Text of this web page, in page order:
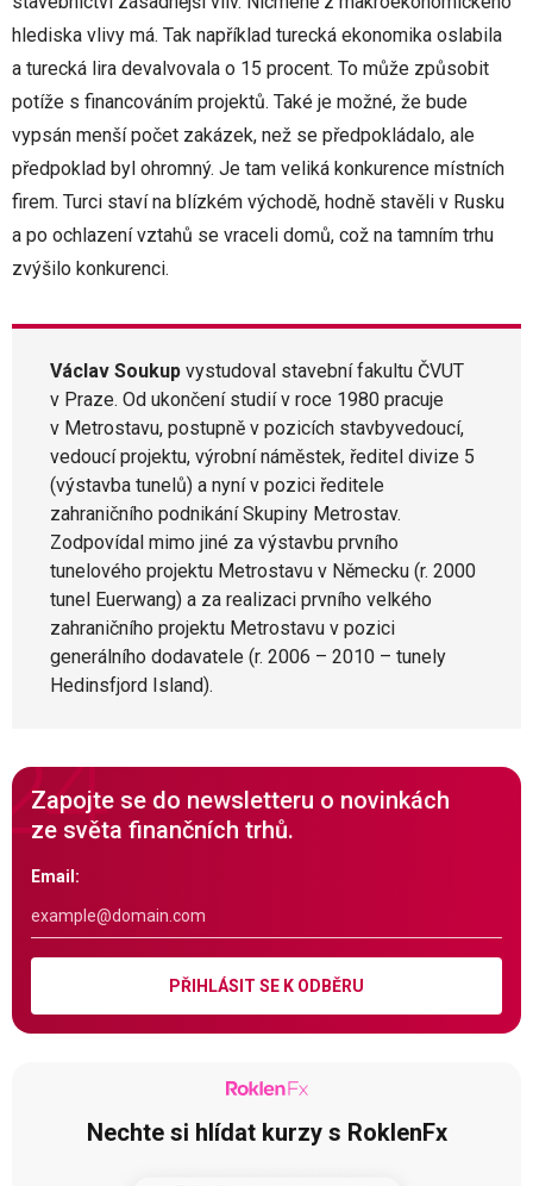
hlediska vlivy má. Tak například turecká ekonomika oslabila
a turecká lira devalvovala o 15 procent. To může způsobit
potíže s financováním projektů. Také je možné, že bude
vypsán menší počet zakázek, než se předpokládalo, ale
předpoklad byl ohromný. Je tam veliká konkurence místních
firem. Turci staví na blízkém východě, hodně stavěli v Rusku
a po ochlazení vztahů se vraceli domů, což na tamním trhu
zvýšilo konkurenci.
Václav Soukup vystudoval stavební fakultu ČVUT
v Praze. Od ukončení studií v roce 1980 pracuje
v Metrostavu, postupně v pozicích stavbyvedoucí,
vedoucí projektu, výrobní náměstek, ředitel divize 5
(výstavba tunelů) a nyní v pozici ředitele
zahraničního podnikání Skupiny Metrostav.
Zodpovídal mimo jiné za výstavbu prvního
tunelového projektu Metrostavu v Německu (r. 2000
tunel Euerwang) a za realizaci prvního velkého
zahraničního projektu Metrostavu v pozici
generálního dodavatele (r. 2006 – 2010 – tunely
Hedinsfjord Island).
Zapojte se do newsletteru o novinkách
ze světa finančních trhů.
Email:
PŘIHLÁSIT SE K ODBĚRU
Nechte si hlídat kurzy s RoklenFx